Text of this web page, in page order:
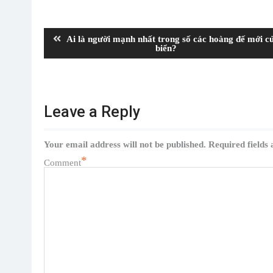
Previous
Ai là người mạnh nhất trong số các hoàng đế mới
biển?
Leave a Reply
Your email address will not be published. Required fields
Comment*